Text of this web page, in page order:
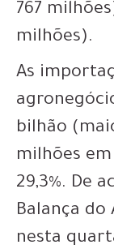
767
milhões).
As
bilhão
milhões
29,3%. De
Balança do
nesta